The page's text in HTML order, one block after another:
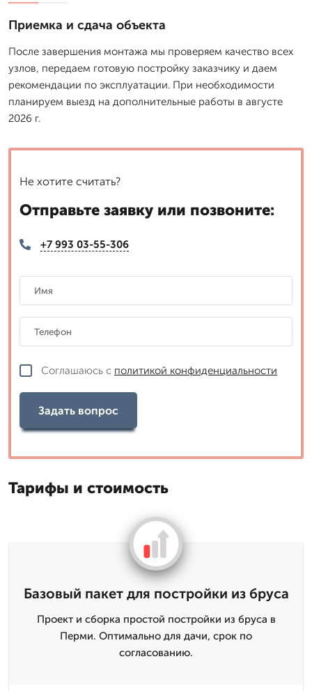
Приемка и сдача объекта
После завершения монтажа мы проверяем качество всех
узлов, передаем готовую постройку заказчику и даем
рекомендации по эксплуатации. При необходимости
планируем выезд на дополнительные работы в августе
2026 г.
Не хотите считать?
Отправьте заявку или позвоните:
+7 993 03-55-306
Соглашаюсь с политикой конфиденциальности
Задать вопрос
Тарифы и стоимость
Базовый пакет для постройки из бруса
Проект и сборка простой постройки из бруса в
Перми. Оптимально для дачи, срок по
согласованию.